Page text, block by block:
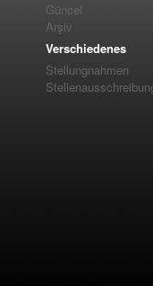
Güncel
Arşiv
Verschiedenes
Stellungnahmen